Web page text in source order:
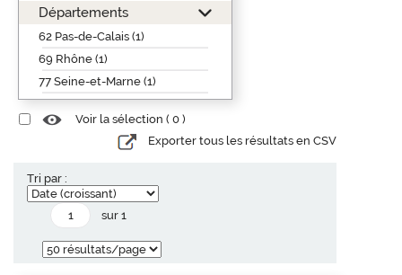
Départements
62 Pas-de-Calais (1)
69 Rhône (1)
77 Seine-et-Marne (1)
Voir la sélection ( 0 )
Exporter tous les résultats en CSV
Tri par :
sur 1